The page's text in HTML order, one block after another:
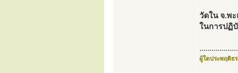
วัดใน จ.พ
ในการปฏิ
ผู้ใดประพฤติธ